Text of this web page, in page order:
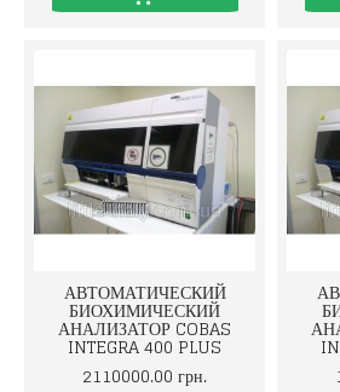
АВТОМАТИЧЕСКИЙ
БИОХИМИЧЕСКИЙ
АНАЛИЗАТОР COBAS
INTEGRA 400 PLUS
2110000.00 грн.